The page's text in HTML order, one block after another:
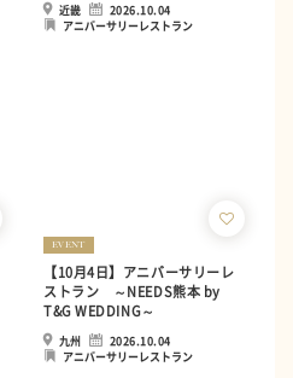
近畿
2026.10.04
アニバーサリーレストラン
EVENT
【10月4日】アニバーサリーレ
ストラン ～NEEDS熊本 by
T&G WEDDING～
九州
2026.10.04
アニバーサリーレストラン